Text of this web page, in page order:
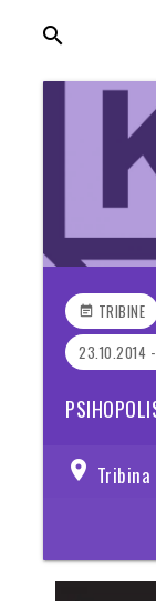
search
event_note TRIBINE
23.10.2014
location_on